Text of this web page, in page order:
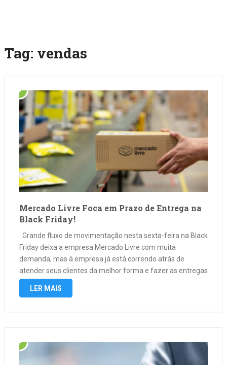
Tag: vendas
Mercado Livre Foca em Prazo de Entrega na
Black Friday!
Grande fluxo de movimentação nesta sexta-feira na Black
Friday deixa a empresa Mercado Livre com muita
demanda, mas à empresa já está correndo atrás de
atender seus clientes da melhor forma e fazer as entregas
no prazo combinado. Mercado Livre precisou reforça sua
LER MAIS